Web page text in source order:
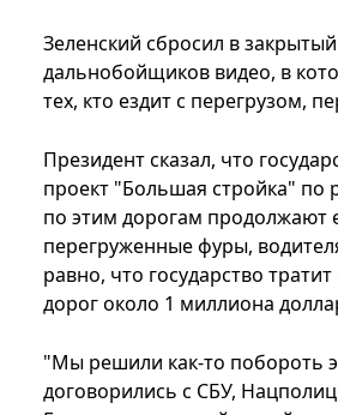
Зеленский сбросил в
дальнобойщиков видео, в
тех, кто ездит с перегрузом,
Президент сказал, что
проект "Большая стройка" по
по этим дорогам продолжают
перегруженные фуры,
равно, что государство
дорог около 1 миллиона
"Мы решили как-то побороть
договорились с СБУ,